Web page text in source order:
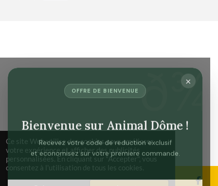
Ce site Web utilise des cookies pour améliorer
votre expérience et afficher des publicités
personnalisées. En cliquant sur "Accepter", vous
consentez à l'utilisation de tous les cookies.
×
OFFRE DE BIENVENUE
Bienvenue sur Animal Dôme !
Recevez votre code de reduction exclusif
et economisez sur votre premiere commande.